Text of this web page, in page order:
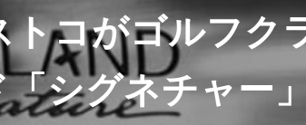
トコがゴルフク
シグネチャー